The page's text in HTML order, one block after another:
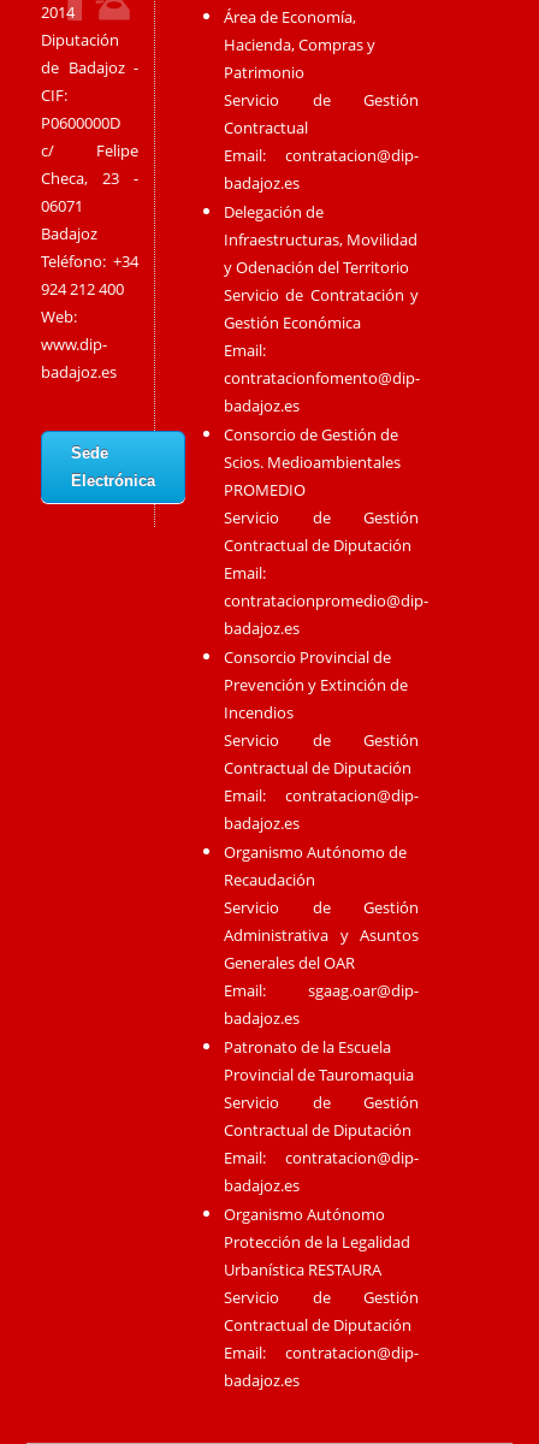
2014
Diputación
de Badajoz -
CIF:
P0600000D
c/ Felipe
Checa, 23 -
06071
Badajoz
Teléfono: +34
924 212 400
Web:
www.dip-
badajoz.es
Sede
Electrónica
Área de Economía,
Hacienda, Compras y
Patrimonio
Servicio de Gestión
Contractual
Email:contratacion@dip-
badajoz.es
Delegación de
Infraestructuras, Movilidad
y Odenación del Territorio
Servicio de Contratación y
Gestión Económica
Email:
contratacionfomento@dip-
badajoz.es
Consorcio de Gestión de
Scios. Medioambientales
PROMEDIO
Servicio de Gestión
Contractual de Diputación
Email:
contratacionpromedio@dip-
badajoz.es
Consorcio Provincial de
Prevención y Extinción de
Incendios
Servicio de Gestión
Contractual de Diputación
Email:contratacion@dip-
badajoz.es
Organismo Autónomo de
Recaudación
Servicio de Gestión
Administrativa y Asuntos
Generales del OAR
Email:sgaag.oar@dip-
badajoz.es
Patronato de la Escuela
Provincial de Tauromaquia
Servicio de Gestión
Contractual de Diputación
Email:contratacion@dip-
badajoz.es
Organismo Autónomo
Protección de la Legalidad
Urbanística RESTAURA
Servicio de Gestión
Contractual de Diputación
Email:contratacion@dip-
badajoz.es